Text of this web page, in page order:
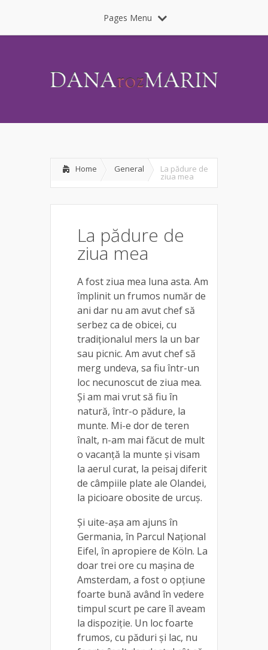
Pages Menu
Home General La pădure de
ziua mea
La pădure de
ziua mea
A fost ziua mea luna asta. Am
împlinit un frumos număr de
ani dar nu am avut chef să
serbez ca de obicei, cu
tradiționalul mers la un bar
sau picnic. Am avut chef să
merg undeva, sa fiu într-un
loc necunoscut de ziua mea.
Și am mai vrut să fiu în
natură, într-o pădure, la
munte. Mi-e dor de teren
înalt, n-am mai făcut de mult
o vacanță la munte și visam
la aerul curat, la peisaj diferit
de câmpiile plate ale Olandei,
la picioare obosite de urcuș.
Și uite-așa am ajuns în
Germania, în Parcul Național
Eifel, în apropiere de Köln. La
doar trei ore cu mașina de
Amsterdam, a fost o opțiune
foarte bună având în vedere
timpul scurt pe care îl aveam
la dispoziție. Un loc foarte
frumos, cu păduri și lac, nu